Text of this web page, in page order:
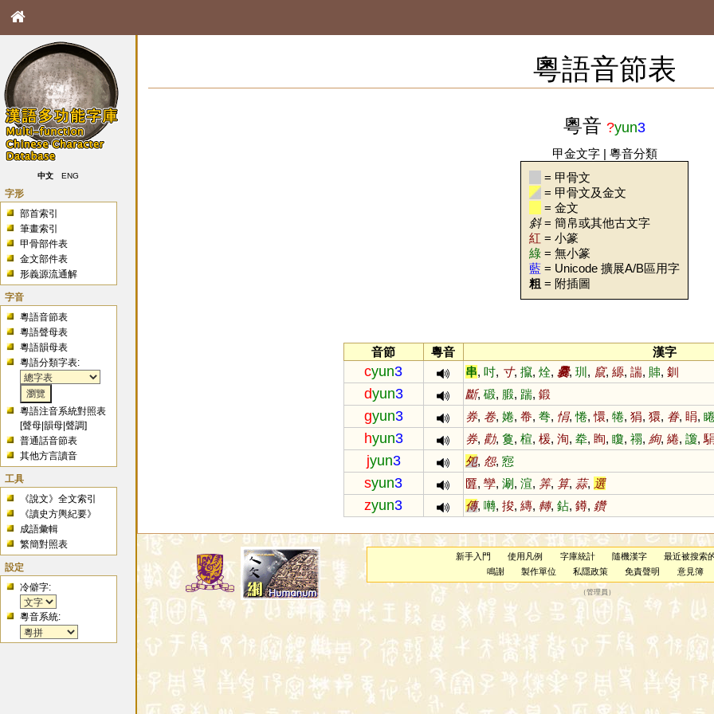
中文 ENG
字形
部首索引
筆畫索引
甲骨部件表
金文部件表
形義源流通解
字音
粵語音節表
粵語聲母表
粵語韻母表
粵語分類字表:
粵語注音系統對照表
[聲母 |韻母 |聲調]
普通話音節表
其他方言讀音
工具
《說文》全文索引
《讀史方輿紀要》
成語彙輯
繁簡對照表
設定
冷僻字:
粵音系統:
粵語音節表
粵音 ?yun3
甲金文字| 粵音分類
= 甲骨文
= 甲骨文及金文
= 金文
斜= 簡帛或其他古文字
紅 = 小篆
綠 = 無小篆
藍 = Unicode 擴展A/B區用字
粗 = 附插圖
音節 粵音 漢字
cyun3 串,吋, 寸,攛,烇,爨,玔 , 竄,縓,諯,賗,釧
dyun3 斷,碫, 腶, 踹,鍛
gyun3 券, 卷,婘,帣,弮, 悁,惓,懁,犈,狷,獧, 眷, 睊,
hyun3 券, 勸,敻,楦,楥,洵,牶, 眴,矎,禤,絢,綣,讂,
jyun3 夗, 怨,惌
syun3 匴,孿,涮 ,渲, 筭,算,蒜, 選
zyun3 傳,囀,捘,縳,轉,鉆,鐏, 鑽
新手入門 使用凡例 字庫統計 隨機漢字
最近被搜索
鳴謝
製作單位 私隱政策 免責聲明 意見簿
（管理員 ）